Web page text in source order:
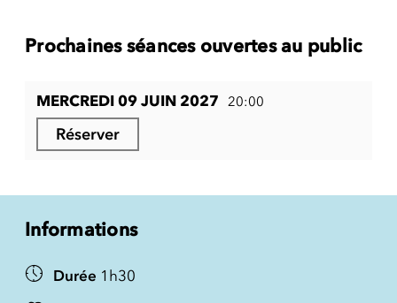
Prochaines séances ouvertes au public
MERCREDI 09 JUIN 2027 20:00
Réserver
Informations
Durée 1h30